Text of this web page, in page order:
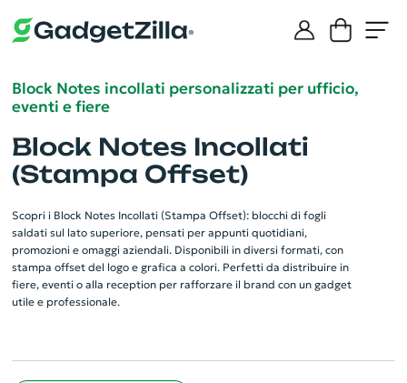
Block Notes incollati personalizzati per ufficio,
eventi e fiere
Block Notes Incollati
(Stampa Offset)
Scopri i Block Notes Incollati (Stampa Offset): blocchi di fogli
saldati sul lato superiore, pensati per appunti quotidiani,
promozioni e omaggi aziendali. Disponibili in diversi formati, con
stampa offset del logo e grafica a colori. Perfetti da distribuire in
fiere, eventi o alla reception per rafforzare il brand con un gadget
utile e professionale.